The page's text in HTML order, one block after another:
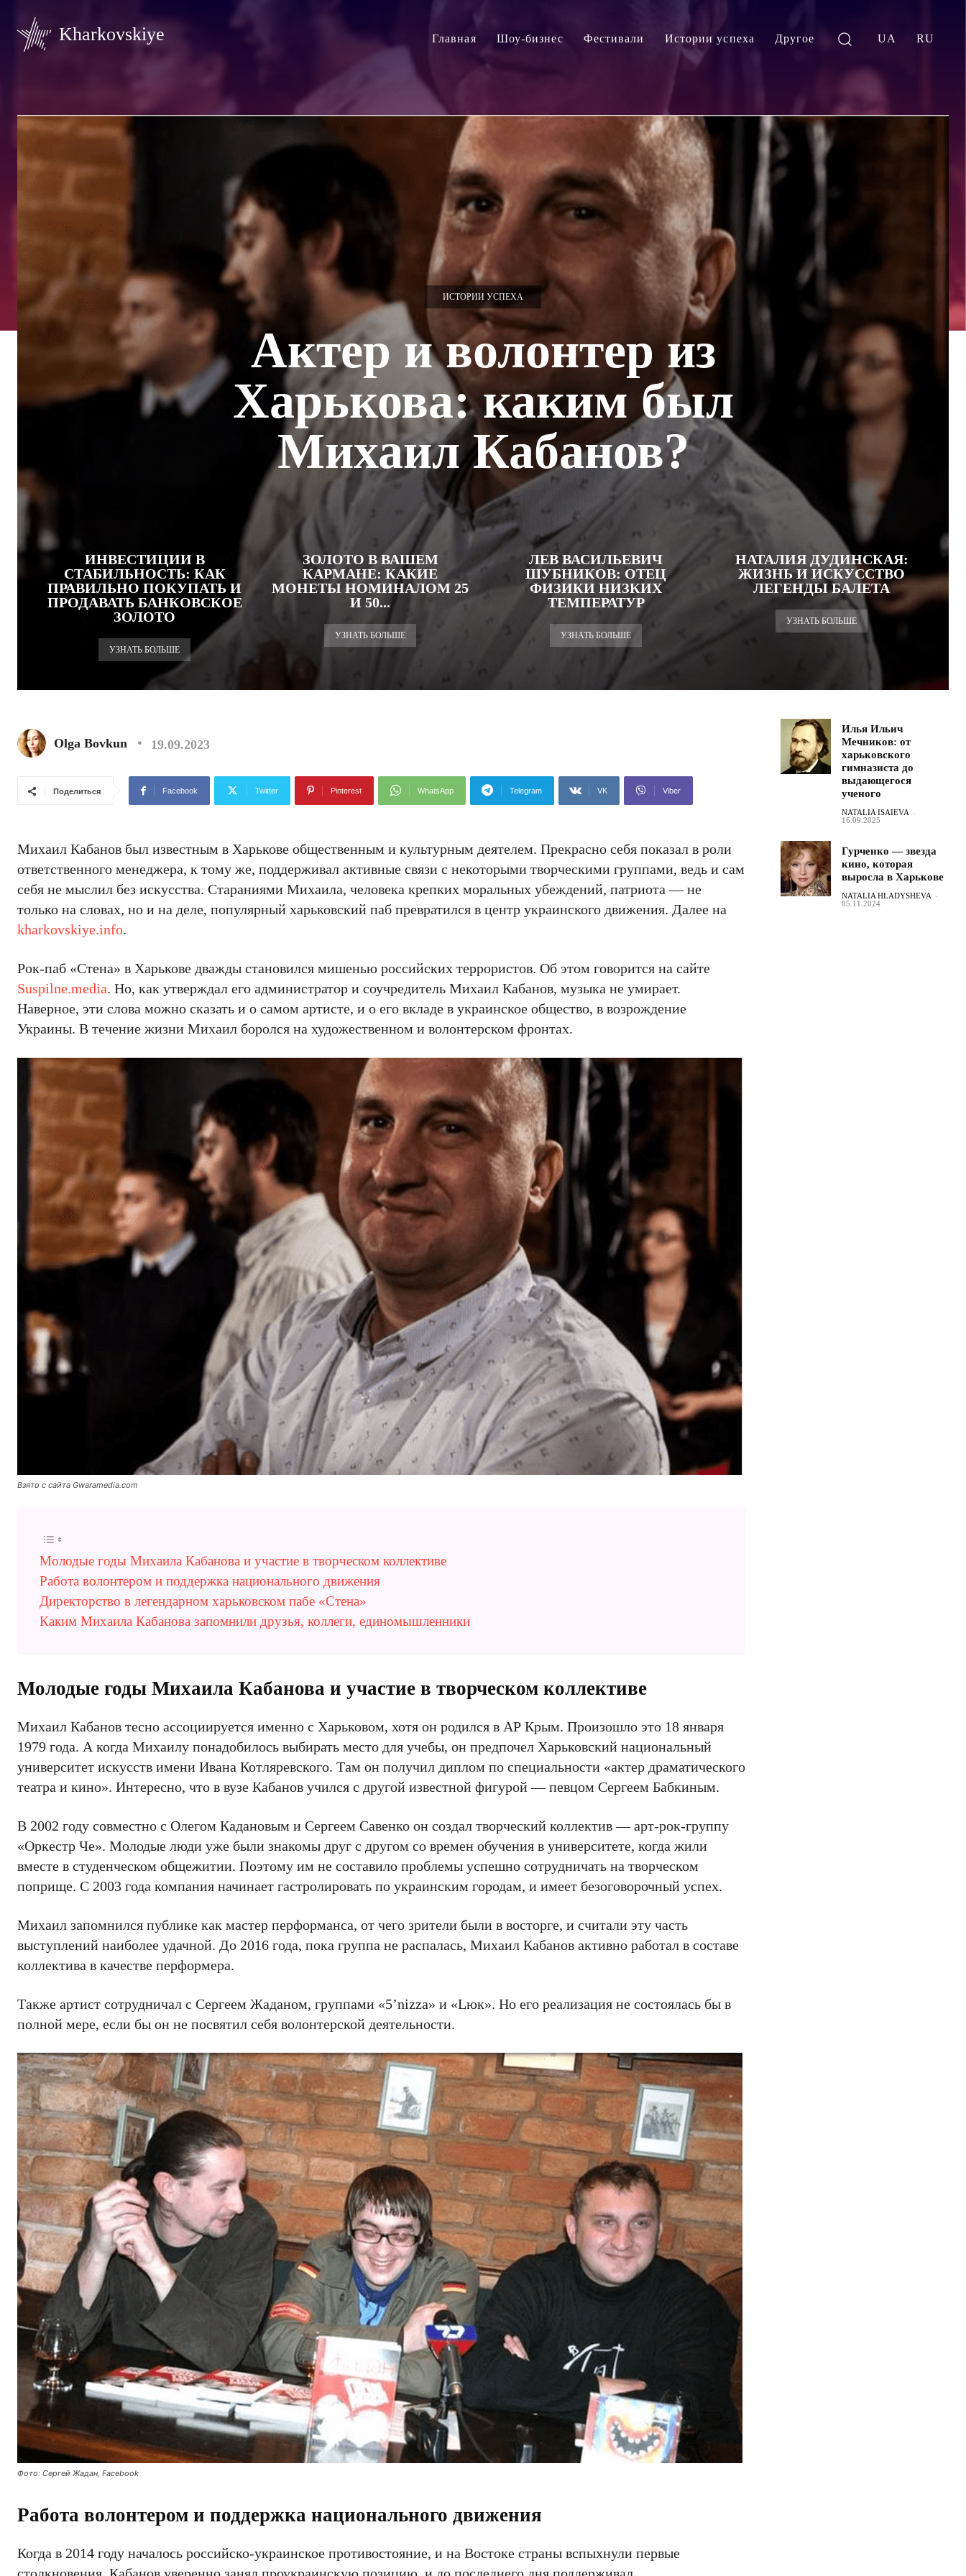
Kharkovskiye Главная Шоу-бизнес Фестивали Истории успеха Другое UA RU
ИСТОРИИ УСПЕХА
Актер и волонтер из
Харькова: каким был
Михаил Кабанов?
ИНВЕСТИЦИИ В
СТАБИЛЬНОСТЬ: КАК
ПРАВИЛЬНО ПОКУПАТЬ И
ПРОДАВАТЬ БАНКОВСКОЕ
ЗОЛОТО
УЗНАТЬ БОЛЬШЕ
ЗОЛОТО В ВАШЕМ
КАРМАНЕ: КАКИЕ
МОНЕТЫ НОМИНАЛОМ 25
И 50...
УЗНАТЬ БОЛЬШЕ
ЛЕВ ВАСИЛЬЕВИЧ
ШУБНИКОВ: ОТЕЦ
ФИЗИКИ НИЗКИХ
ТЕМПЕРАТУР
УЗНАТЬ БОЛЬШЕ
НАТАЛИЯ ДУДИНСКАЯ:
ЖИЗНЬ И ИСКУССТВО
ЛЕГЕНДЫ БАЛЕТА
УЗНАТЬ БОЛЬШЕ
Olga Bovkun 19.09.2023
Поделиться Facebook Twitter Pinterest WhatsApp Telegram VK Viber
Михаил Кабанов был известным в Харькове общественным и культурным деятелем. Прекрасно себя показал в роли
ответственного менеджера, к тому же, поддерживал активные связи с некоторыми творческими группами, ведь и сам
себя не мыслил без искусства. Стараниями Михаила, человека крепких моральных убеждений, патриота ― не
только на словах, но и на деле, популярный харьковский паб превратился в центр украинского движения. Далее на
kharkovskiye.info.
Рок-паб «Стена» в Харькове дважды становился мишенью российских террористов. Об этом говорится на сайте
Suspilne.media. Но, как утверждал его администратор и соучредитель Михаил Кабанов, музыка не умирает.
Наверное, эти слова можно сказать и о самом артисте, и о его вкладе в украинское общество, в возрождение
Украины. В течение жизни Михаил боролся на художественном и волонтерском фронтах.
Взято с сайта Gwaramedia.com
Молодые годы Михаила Кабанова и участие в творческом коллективе
Работа волонтером и поддержка национального движения
Директорство в легендарном харьковском пабе «Стена»
Каким Михаила Кабанова запомнили друзья, коллеги, единомышленники
Молодые годы Михаила Кабанова и участие в творческом коллективе
Михаил Кабанов тесно ассоциируется именно с Харьковом, хотя он родился в АР Крым. Произошло это 18 января
1979 года. А когда Михаилу понадобилось выбирать место для учебы, он предпочел Харьковский национальный
университет искусств имени Ивана Котляревского. Там он получил диплом по специальности «актер драматического
театра и кино». Интересно, что в вузе Кабанов учился с другой известной фигурой ― певцом Сергеем Бабкиным.
В 2002 году совместно с Олегом Кадановым и Сергеем Савенко он создал творческий коллектив ― арт-рок-группу
«Оркестр Че». Молодые люди уже были знакомы друг с другом со времен обучения в университете, когда жили
вместе в студенческом общежитии. Поэтому им не составило проблемы успешно сотрудничать на творческом
поприще. С 2003 года компания начинает гастролировать по украинским городам, и имеет безоговорочный успех.
Михаил запомнился публике как мастер перформанса, от чего зрители были в восторге, и считали эту часть
выступлений наиболее удачной. До 2016 года, пока группа не распалась, Михаил Кабанов активно работал в составе
коллектива в качестве перформера.
Также артист сотрудничал с Сергеем Жаданом, группами «5’nizza» и «Lюк». Но его реализация не состоялась бы в
полной мере, если бы он не посвятил себя волонтерской деятельности.
Фото: Сергей Жадан, Facebook
Работа волонтером и поддержка национального движения
Когда в 2014 году началось российско-украинское противостояние, и на Востоке страны вспыхнули первые
Илья Ильич
Мечников: от
харьковского
гимназиста до
выдающегося
ученого
NATALIA ISAIEVA -
16.09.2025
Гурченко — звезда
кино, которая
выросла в Харькове
NATALIA HLADYSHEVA -
05.11.2024